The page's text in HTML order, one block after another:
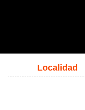
Localidad